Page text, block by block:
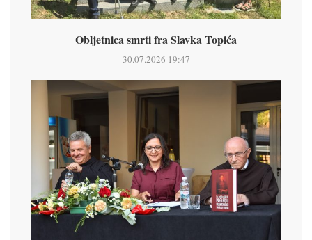
Obljetnica smrti fra Slavka Topića
30.07.2026 19:47